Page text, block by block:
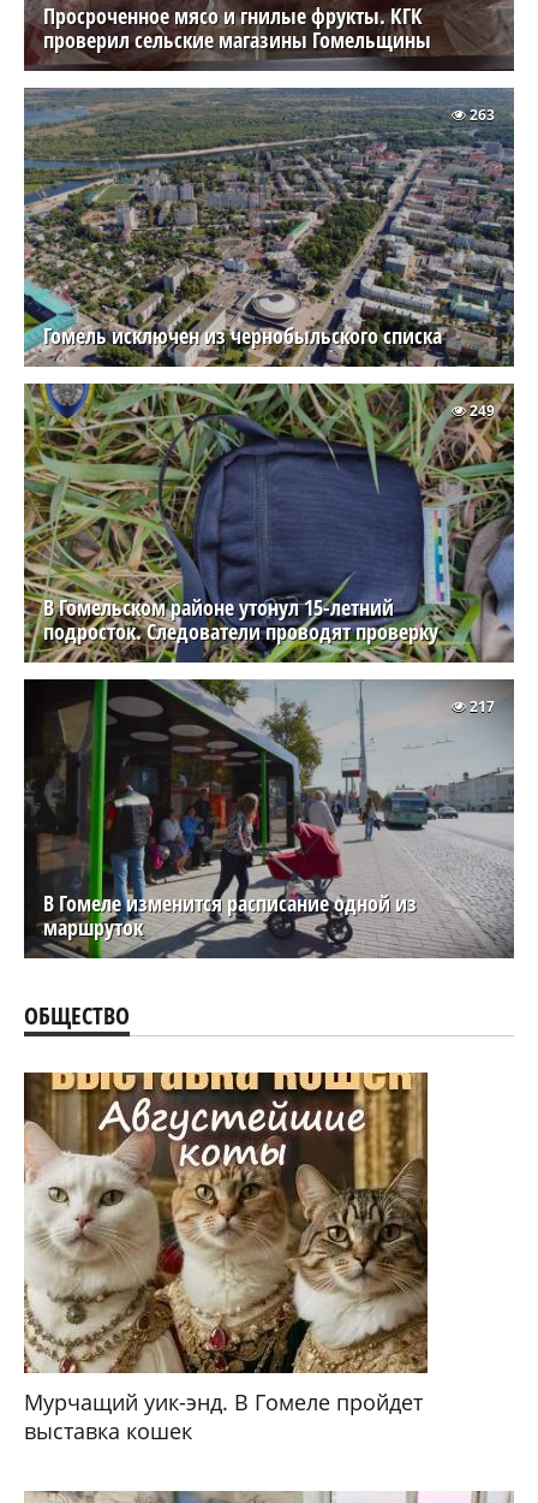
Просроченное мясо и гнилые фрукты. КГК
проверил сельские магазины Гомельщины
Гомель исключен из чернобыльского списка
263
В Гомельском районе утонул 15-летний
подросток. Следователи проводят проверку
249
В Гомеле изменится расписание одной из
маршруток
217
ОБЩЕСТВО
Мурчащий уик-энд. В Гомеле пройдет
выставка кошек